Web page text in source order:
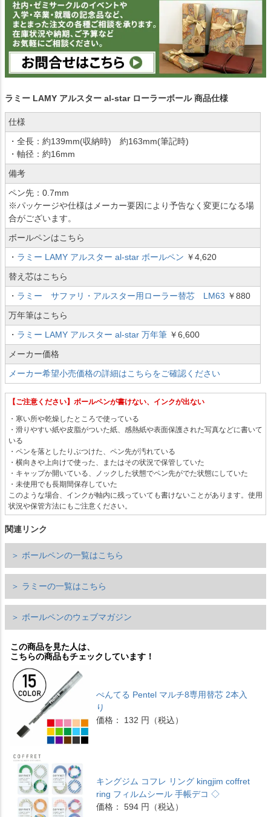
ラミー LAMY アルスター al-star ローラーボール 商品仕様
仕様
・全長：約139mm(収納時) 約163mm(筆記時)
・軸径：約16mm
備考
ペン先：0.7mm
※パッケージや仕様はメーカー要因により予告なく変更になる場
合がございます。
ボールペンはこちら
・ ラミー LAMY アルスター al-star ボールペン ￥4,620
替え芯はこちら
・ ラミー サファリ・アルスター用ローラー替芯 LM63 ￥880
万年筆はこちら
・ ラミー LAMY アルスター al-star 万年筆 ￥6,600
メーカー価格
メーカー希望小売価格の詳細はこちらをご確認ください
【ご注意ください】ボールペンが書けない、インクが出ない
・寒い所や乾燥したところで使っている
・滑りやすい紙や皮脂がついた紙、感熱紙や表面保護された写真などに書いて
いる
・ペンを落としたりぶつけた、ペン先が汚れている
・横向きや上向けで使った、またはその状況で保管していた
・キャップか開いている、ノックした状態でペン先がでた状態にしていた
・未使用でも長期間保存していた
このような場合、インクが軸内に残っていても書けないことがあります。使用
状況や保管方法にもご注意ください。
関連リンク
＞ ボールペンの一覧はこちら
＞ ラミーの一覧はこちら
＞ ボールペンのウェブマガジン
この商品を見た人は、
こちらの商品もチェックしています！
ぺんてる Pentel マルチ8専用替芯 2本入
り
価格： 132 円（税込）
キングジム コフレ リング kingjim coffret
ring フィルムシール 手帳デコ ◇
価格： 594 円（税込）